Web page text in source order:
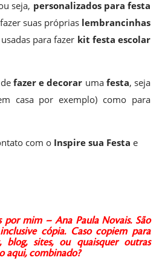
seja, personalizados para festa
suas próprias lembrancinhas
para fazer kit festa escolar
defazer e decorar uma festa, seja
casa por exemplo) como para
com o Inspire sua Festa e
por mim – Ana Paula Novais. São
cópia. Caso copiem para
sites, ou quaisquer outras
aqui, combinado?